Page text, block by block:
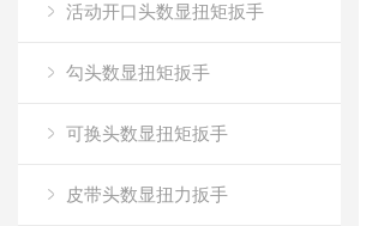
活动开口头数显扭矩扳手
勾头数显扭矩扳手
可换头数显扭矩扳手
皮带头数显扭力扳手